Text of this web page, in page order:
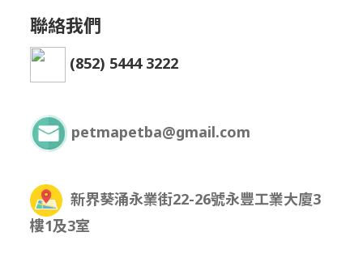
聯絡我們
(852) 5444 3222
petmapetba@gmail.com
新界葵涌永業街22-26號永豐工業大廈3
樓1及3室